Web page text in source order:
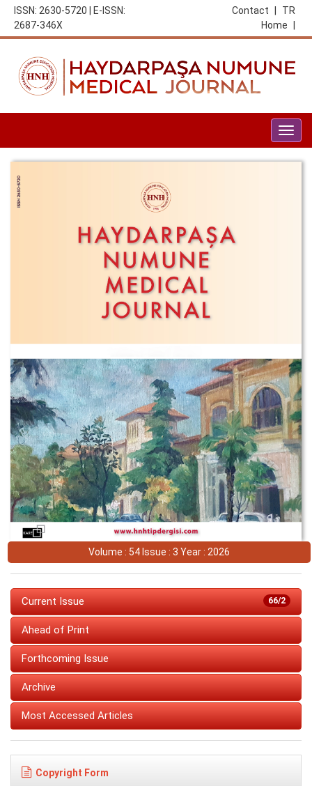
ISSN: 2630-5720 | E-ISSN:
2687-346X
TR
Contact
Home
Volume : 54 Issue : 3 Year : 2026
66/2
Current Issue
Ahead of Print
Forthcoming Issue
Archive
Most Accessed Articles
Copyright Form